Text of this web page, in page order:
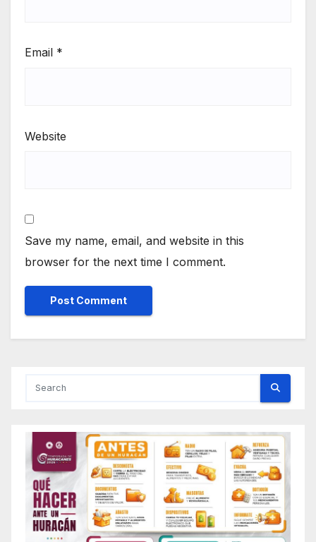
Email *
Website
Save my name, email, and website in this
browser for the next time I comment.